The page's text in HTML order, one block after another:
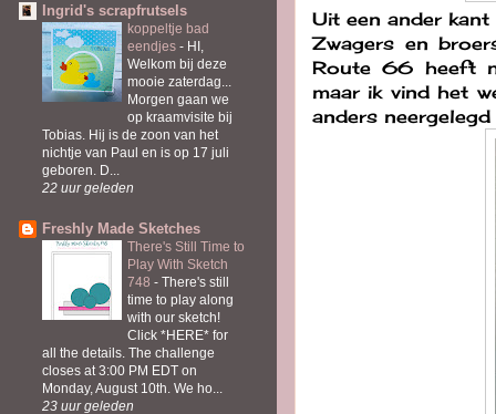
Uit een ander
Zwagers en
Route 66 heeft
maar ik vind het
anders
Ingrid's scrapfrutsels
koppeltje bad
eendjes - HI,
Welkom bij deze
mooie zaterdag...
Morgen gaan we
op kraamvisite bij
Tobias. Hij is de zoon van het
nichtje van Paul en is op 17 juli
geboren. D...
22 uur geleden
Freshly Made Sketches
There's Still Time to
Play With Sketch
748 - There's still
time to play along
with our sketch!
Click *HERE* for
all the details. The challenge
closes at 3:00 PM EDT on
Monday, August 10th. We ho...
23 uur geleden